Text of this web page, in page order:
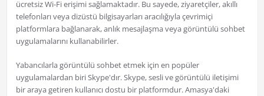
ücretsiz Wi-Fi erişimi sağlamaktadır. Bu sayede, ziyaretçiler, akıllı
telefonları veya dizüstü bilgisayarları aracılığıyla çevrimiçi
platformlara bağlanarak, anlık mesajlaşma veya görüntülü sohbet
uygulamalarını kullanabilirler.
Yabancılarla görüntülü sohbet etmek için en popüler
uygulamalardan biri Skype'dır. Skype, sesli ve görüntülü iletişimi
bir araya getiren kullanıcı dostu bir platformdur. Amasya'daki